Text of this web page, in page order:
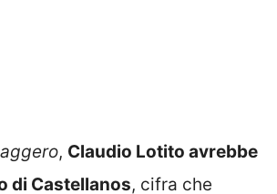
, Claudio Lotito avrebbe
di Castellanos, cifra che